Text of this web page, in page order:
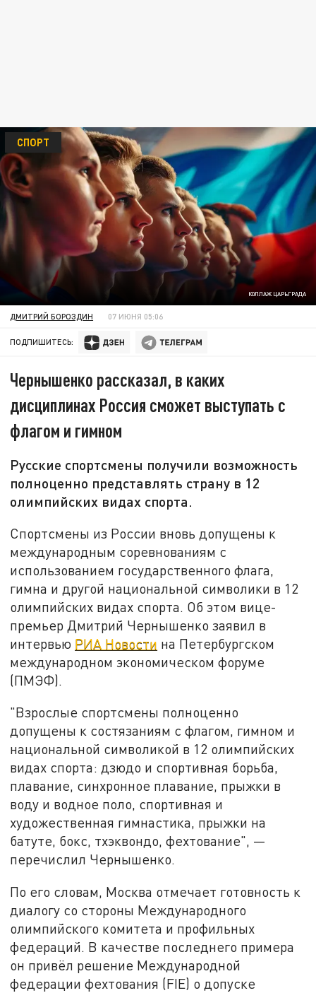
КОЛЛАЖ ЦАРЬГРАДА
СПОРТ
ДМИТРИЙ БОРОЗДИН 07 ИЮНЯ 05:06
ПОДПИШИТЕСЬ:
Чернышенко рассказал, в каких
дисциплинах Россия сможет выступать с
флагом и гимном
Русские спортсмены получили возможность
полноценно представлять страну в 12
олимпийских видах спорта.
Спортсмены из России вновь допущены к
международным соревнованиям с
использованием государственного флага,
гимна и другой национальной символики в 12
олимпийских видах спорта. Об этом вице-
премьер Дмитрий Чернышенко заявил в
интервью РИА Новости на Петербургском
международном экономическом форуме
(ПМЭФ).
"Взрослые спортсмены полноценно
допущены к состязаниям с флагом, гимном и
национальной символикой в 12 олимпийских
видах спорта: дзюдо и спортивная борьба,
плавание, синхронное плавание, прыжки в
воду и водное поло, спортивная и
художественная гимнастика, прыжки на
батуте, бокс, тхэквондо, фехтование", —
перечислил Чернышенко.
По его словам, Москва отмечает готовность к
диалогу со стороны Международного
олимпийского комитета и профильных
федераций. В качестве последнего примера
он привёл решение Международной
федерации фехтования (FIE) о допуске